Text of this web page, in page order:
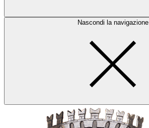
Nascondi la navigazione